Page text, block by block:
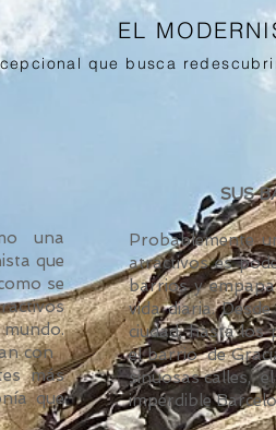
EL
que busca
una
que
se
mundo.
con
más
que
SUS
Probablemente
atractivos es
barrios y
vida diaria.
ciudad, hasta los
el barrio de
sinuosas calles,
imperdible